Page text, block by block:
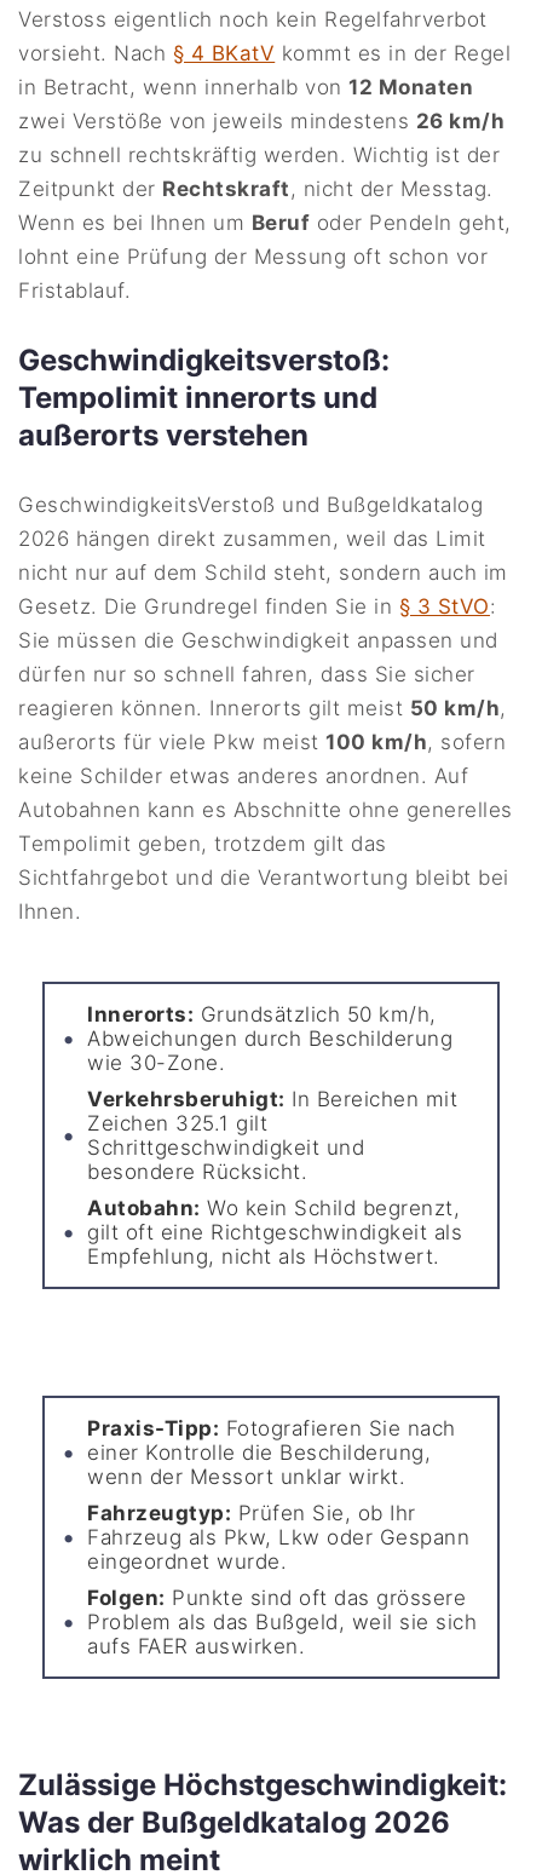
Verstoss eigentlich noch kein Regelfahrverbot
vorsieht. Nach § 4 BKatV kommt es in der Regel
in Betracht, wenn innerhalb von12 Monaten
zwei Verstöße von jeweils mindestens 26 km/h
zu schnell rechtskräftig werden. Wichtig ist der
Zeitpunkt der Rechtskraft, nicht der Messtag.
Wenn es bei Ihnen um Beruf oder Pendeln geht,
lohnt eine Prüfung der Messung oft schon vor
Fristablauf.
Geschwindigkeitsverstoß:
Tempolimit innerorts und
außerorts verstehen
GeschwindigkeitsVerstoß und Bußgeldkatalog
2026 hängen direkt zusammen, weil das Limit
nicht nur auf dem Schild steht, sondern auch im
Gesetz. Die Grundregel finden Sie in § 3 StVO:
Sie müssen die Geschwindigkeit anpassen und
dürfen nur so schnell fahren, dass Sie sicher
reagieren können. Innerorts gilt meist 50 km/h,
außerorts für viele Pkw meist100 km/h, sofern
keine Schilder etwas anderes anordnen. Auf
Autobahnen kann es Abschnitte ohne generelles
Tempolimit geben, trotzdem gilt das
Sichtfahrgebot und die Verantwortung bleibt bei
Ihnen.
Innerorts: Grundsätzlich 50 km/h,
Abweichungen durch Beschilderung
wie 30-Zone.
Verkehrsberuhigt: In Bereichen mit
Zeichen 325.1 gilt
Schrittgeschwindigkeit und
besondere Rücksicht.
Autobahn: Wo kein Schild begrenzt,
gilt oft eine Richtgeschwindigkeit als
Empfehlung, nicht als Höchstwert.
Praxis-Tipp: Fotografieren Sie nach
einer Kontrolle die Beschilderung,
wenn der Messort unklar wirkt.
Fahrzeugtyp: Prüfen Sie, ob Ihr
Fahrzeug als Pkw, Lkw oder Gespann
eingeordnet wurde.
Folgen: Punkte sind oft das grössere
Problem als das Bußgeld, weil sie sich
aufs FAER auswirken.
Zulässige Höchstgeschwindigkeit:
Was der Bußgeldkatalog 2026
wirklich meint